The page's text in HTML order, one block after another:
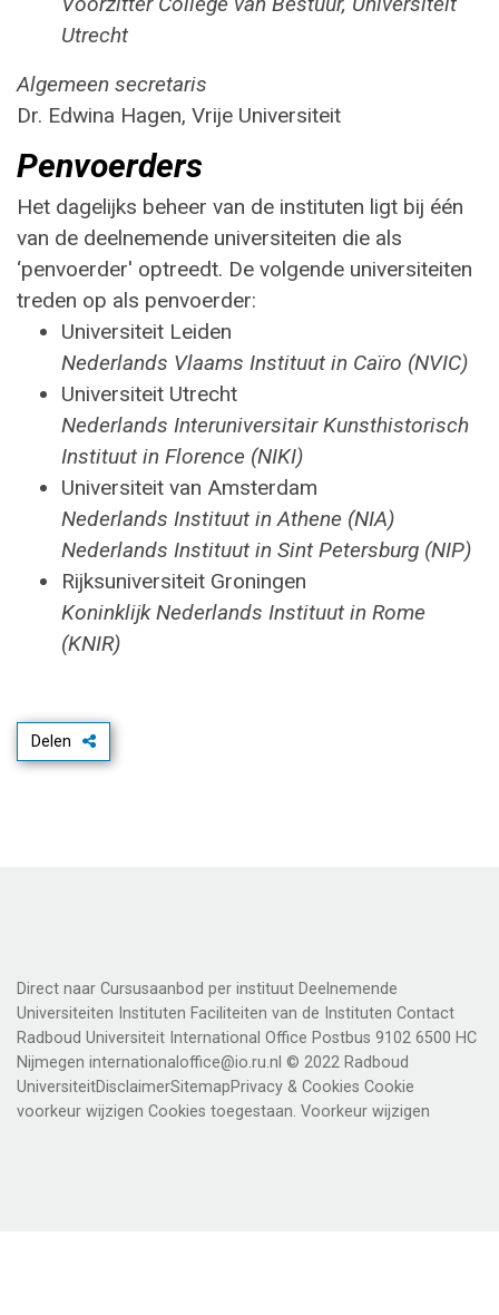
Utrecht
Algemeen secretaris
Dr. Edwina Hagen, Vrije Universiteit
Penvoerders
Het dagelijks beheer van de instituten ligt bij één
van de deelnemende universiteiten die als
‘penvoerder' optreedt. De volgende universiteiten
treden op als penvoerder:
Universiteit Leiden
Nederlands Vlaams Instituut in Caïro (NVIC)
Universiteit Utrecht
Nederlands Interuniversitair Kunsthistorisch
Instituut in Florence (NIKI)
Universiteit van Amsterdam
Nederlands Instituut in Athene (NIA)
Nederlands Instituut in Sint Petersburg (NIP)
Rijksuniversiteit Groningen
Koninklijk Nederlands Instituut in Rome
(KNIR)
Delen
Direct naar Cursusaanbod per instituut Deelnemende
Universiteiten Instituten Faciliteiten van de Instituten Contact
Radboud Universiteit International Office Postbus 9102 6500 HC
Nijmegen internationaloffice@io.ru.nl © 2022 Radboud
UniversiteitDisclaimerSitemapPrivacy & Cookies Cookie
voorkeur wijzigen Cookies toegestaan. Voorkeur wijzigen